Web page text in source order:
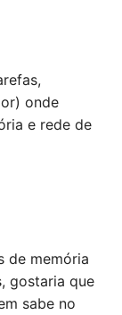
onde
e rede de
de memória
gostaria que
sabe no